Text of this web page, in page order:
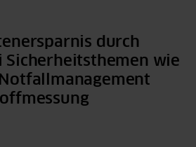
durch
Sicherheitsthemen wie